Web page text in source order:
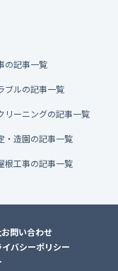
の記事一覧
ブルの記事一覧
リーニングの記事一覧
・造園の記事一覧
根工事の記事一覧
お問い合わせ
イバシーポリシー